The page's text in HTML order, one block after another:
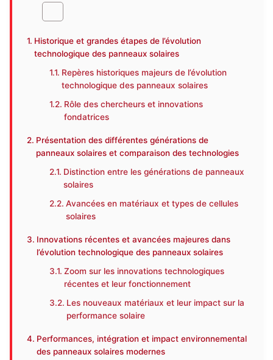
Historique et grandes étapes de l’évolution
technologique des panneaux solaires
Repères historiques majeurs de l’évolution
technologique des panneaux solaires
Rôle des chercheurs et innovations
fondatrices
Présentation des différentes générations de
panneaux solaires et comparaison des technologies
Distinction entre les générations de panneaux
solaires
Avancées en matériaux et types de cellules
solaires
Innovations récentes et avancées majeures dans
l’évolution technologique des panneaux solaires
Zoom sur les innovations technologiques
récentes et leur fonctionnement
Les nouveaux matériaux et leur impact sur la
performance solaire
Performances, intégration et impact environnemental
des panneaux solaires modernes